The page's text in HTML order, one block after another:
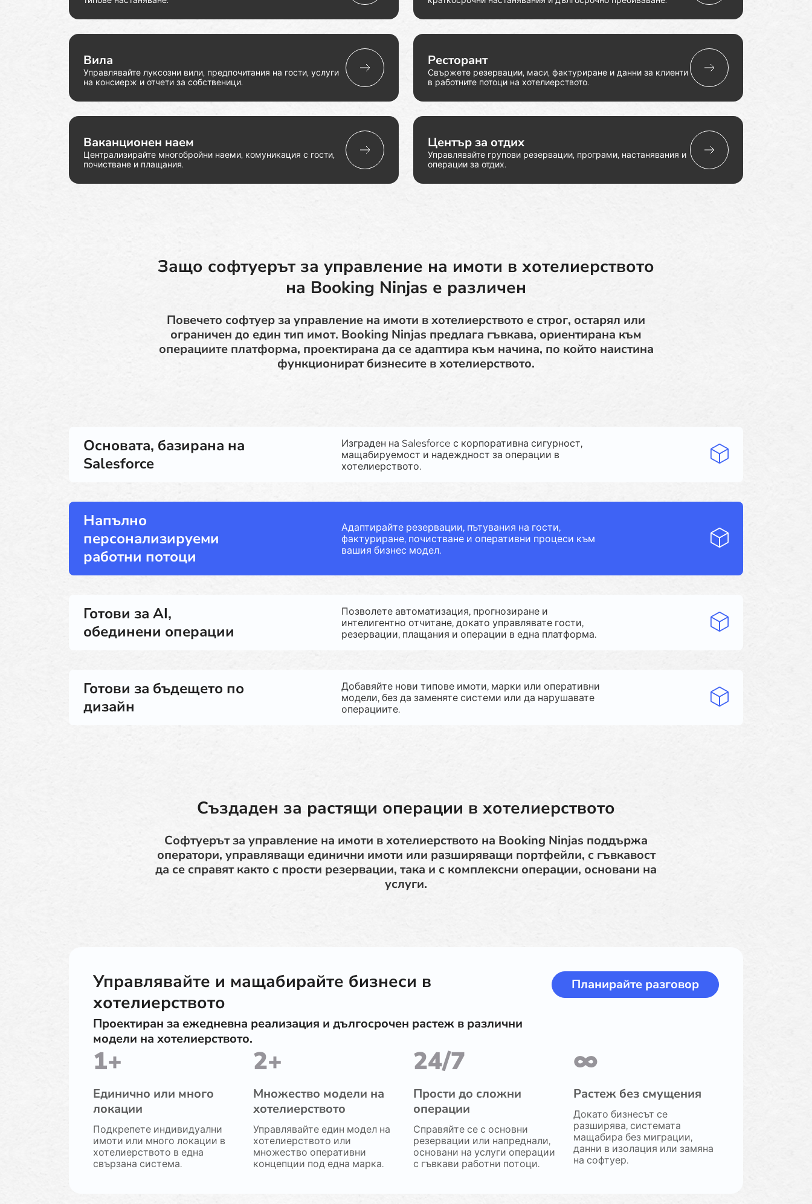
Вила
Управлявайте луксозни вили, предпочитания на гости, услуги
на консиерж и отчети за собственици.
Ресторант
Свържете резервации, маси, фактуриране и данни за клиенти
в работните потоци на хотелиерството.
Ваканционен наем
Централизирайте многобройни наеми, комуникация с гости,
почистване и плащания.
Център за отдих
Управлявайте групови резервации, програми, настанявания и
операции за отдих.
Защо софтуерът за управление на имоти в хотелиерството
на Booking Ninjas е различен
Повечето софтуер за управление на имоти в хотелиерството е строг, остарял или
ограничен до един тип имот. Booking Ninjas предлага гъвкава, ориентирана към
операциите платформа, проектирана да се адаптира към начина, по който наистина
функционират бизнесите в хотелиерството.
Основата, базирана на
Salesforce
Изграден на Salesforce с корпоративна сигурност,
мащабируемост и надеждност за операции в
хотелиерството.
Напълно
персонализируеми
работни потоци
Адаптирайте резервации, пътувания на гости,
фактуриране, почистване и оперативни процеси към
вашия бизнес модел.
Готови за AI,
обединени операции
Позволете автоматизация, прогнозиране и
интелигентно отчитане, докато управлявате гости,
резервации, плащания и операции в една платформа.
Готови за бъдещето по
дизайн
Добавяйте нови типове имоти, марки или оперативни
модели, без да заменяте системи или да нарушавате
операциите.
Създаден за растящи операции в хотелиерството
Софтуерът за управление на имоти в хотелиерството на Booking Ninjas поддържа
оператори, управляващи единични имоти или разширяващи портфейли, с гъвкавост
да се справят както с прости резервации, така и с комплексни операции, основани на
услуги.
Управлявайте и мащабирайте бизнеси в
хотелиерството
Проектиран за ежедневна реализация и дългосрочен растеж в различни
модели на хотелиерството.
Планирайте разговор
1+
Единично или много
локации
Подкрепете индивидуални
имоти или много локации в
хотелиерството в една
свързана система.
2+
Множество модели на
хотелиерството
Управлявайте един модел на
хотелиерството или
множество оперативни
концепции под една марка.
24/7
Прости до сложни
операции
Справяйте се с основни
резервации или напреднали,
основани на услуги операции
с гъвкави работни потоци.
∞
Растеж без смущения
Докато бизнесът се
разширява, системата
мащабира без миграции,
данни в изолация или замяна
на софтуер.